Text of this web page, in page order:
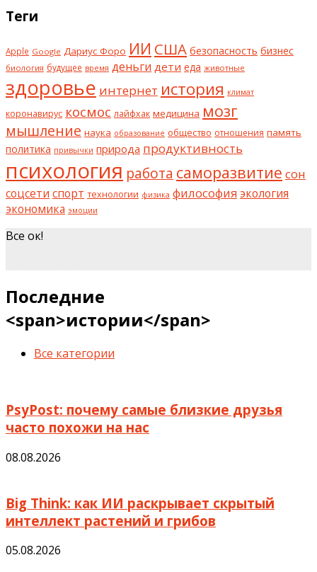
Теги
Apple Google Дариус Форо ИИ США безопасность бизнес
биология будущее время деньги дети еда животные
здоровье интернет история климат
коронавирус космос лайфхак медицина мозг
мышление наука образование общество отношения память
политика привычки природа продуктивность
психология работа саморазвитие сон
соцсети спорт технологии физика философия экология
экономика эмоции
Все ок!
Последние
<span>истории</span>
Все категории
PsyPost: почему самые близкие друзья
часто похожи на нас
08.08.2026
Big Think: как ИИ раскрывает скрытый
интеллект растений и грибов
05.08.2026